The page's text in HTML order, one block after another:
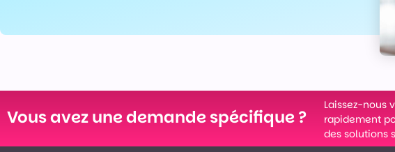
Vous avez une demande spécifique ?
Laissez-nous
rapidement
des solutions